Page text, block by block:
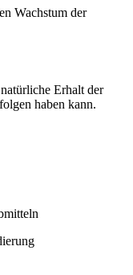
Wachstum der
Erhalt der
haben kann.